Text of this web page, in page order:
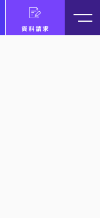
資料請求